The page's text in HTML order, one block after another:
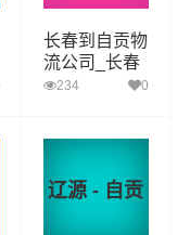
长春到自贡物
流公司_长春
到自贡货运_
234 0
辽源 - 自贡